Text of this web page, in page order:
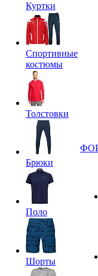
Куртки
Спортивные
костюмы
Толстовки
Брюки
Поло
Шорты